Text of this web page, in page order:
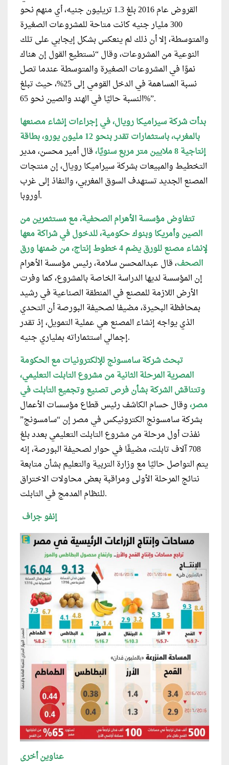
القروض عام 2016 بلغ 1.3 تريليون جنيه، أي منهم نحو
300 مليار جنيه كانت متاحة للمشروعات الصغيرة
والمتوسطة، إلا أن ذلك لم ينعكس بشكل إيجابي على تلك
النوعية من المشروعات، وقال “نستطيع القول إن هناك
نموًا في المشروعات الصغيرة والمتوسطة عندما تصل
نسبة المساهمة في الدخل القومي إلى 25%، حيث تبلغ
النسبة حاليًا في الهند والصين نحو 65%”.
بدأت شركة سيراميكا رويال، في إجراءات إنشاء مصنعها
بالمغرب، باستثمارات تقدر بنحو 12 مليون يورو، بطاقة
إنتاجية 8 ملايين متر مربع سنويًا،
قال أمير محسن، مدير
التخطيط والمبيعات بشركة سيراميكا رويال، إن منتجات
المصنع الجديد تستهدف السوق المغربي، والنفاذ إلى غرب
أوروبا.
تتفاوض مؤسسة الأهرام الصحفية، مع مستثمرين من
الصين وأمريكا وبنوك حكومية، للدخول في شراكة معها
لإنشاء مصنع للورق يضم 4 خطوط إنتاج، من ضمنها ورق
الصحف، قال عبدالمحسن سلامة، رئيس مؤسسة الأهرام
إن المؤسسة لديها الدراسة الخاصة بالمشروع، كما وفرت
الأرض اللازمة للمصنع في المنطقة الصناعية في رشيد
بمحافظة البحيرة، مضيفا لصحيفة البورصة أن التحدي
الذي يواجه إنشاء المصنع هي عملية التمويل، إذ تقدر
إجمالي استثماراته بملياري جنيه.
تبحث شركة سامسونج للإلكترونيات مع الحكومة
المصرية المرحلة الثانية من مشروع التابلت التعليمي،
وتتناقش الشركة بشأن فرص تصنيع وتجميع التابلت في
مصر،وقال حسام الكاشف رئيس قطاع مؤسسات الأعمال
بشركة سامسونج الكترونيكس في مصر إن “سامسونج”
نفذت أول مرحلة من مشروع التابلت التعليمي بعدد بلغ
708 آلاف تابلت، مضيفًا في حوار لصحيفة البورصة، إنه
يتم التواصل حاليًا مع وزارة التربية والتعليم بشأن متابعة
نتائج المرحلة الأولى ومراقبة بعض محاولات الاختراق
للنظام المدمج في التابلت.
إنفو جراف
عناوين أخرى